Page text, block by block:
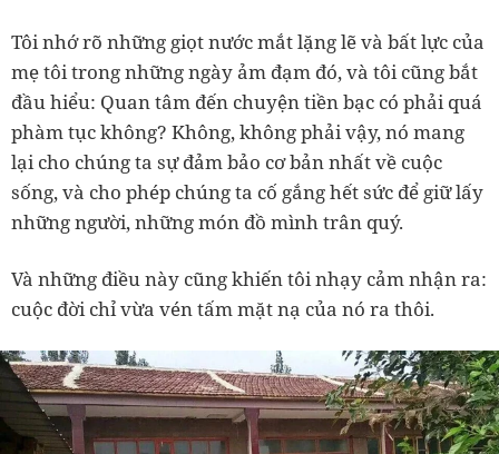
Tôi nhớ rõ những giọt nước mắt lặng lẽ và bất lực của
mẹ tôi trong những ngày ảm đạm đó, và tôi cũng bắt
đầu hiểu: Quan tâm đến chuyện tiền bạc có phải quá
phàm tục không? Không, không phải vậy, nó mang
lại cho chúng ta sự đảm bảo cơ bản nhất về cuộc
sống, và cho phép chúng ta cố gắng hết sức để giữ lấy
những người, những món đồ mình trân quý.
Và những điều này cũng khiến tôi nhạy cảm nhận ra:
cuộc đời chỉ vừa vén tấm mặt nạ của nó ra thôi.